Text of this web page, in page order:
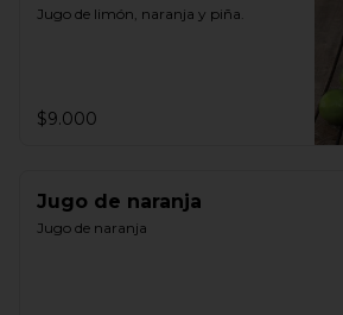
Jugo de limón, naranja y piña.
$9.000
Jugo de naranja
Jugo de naranja